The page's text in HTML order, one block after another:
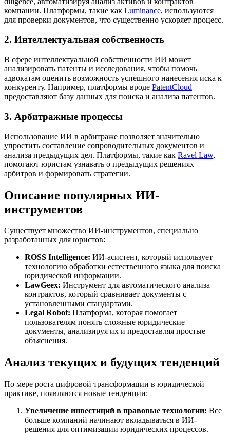
компании. Платформы, такие как Luminance, используются
для проверки документов, что существенно ускоряет процесс.
2. Интеллектуальная собственность
В сфере интеллектуальной собственности ИИ может
анализировать патенты и исследования, чтобы помочь
адвокатам оценить возможность успешного нанесения иска к
конкуренту. Например, платформы вроде PatentCloud
предоставляют базу данных для поиска и анализа патентов.
3. Арбитражные процессы
Использование ИИ в арбитраже позволяет значительно
упростить составление сопроводительных документов и
анализа предыдущих дел. Платформы, такие как Ravel Law,
помогают юристам узнавать о предыдущих решениях
арбитров и формировать стратегии.
Описание популярных ИИ-
инструментов
Существует множество ИИ-инструментов, специально
разработанных для юристов:
ROSS Intelligence: ИИ-асистент, который использует
технологию обработки естественного языка для поиска
юридической информации.
LawGeex: Инструмент для автоматического анализа
контрактов, который сравнивает документы с
установленными стандартами.
Legal Robot: Платформа, которая помогает
пользователям понять сложные юридические
документы, анализируя их и предоставляя простые
объяснения.
Анализ текущих и будущих тенденций
По мере роста цифровой трансформации в юридической
практике, появляются новые тенденции:
Увеличение инвестиций в правовые технологии: Все
больше компаний начинают вкладываться в ИИ-
решения для оптимизации юридических процессов.